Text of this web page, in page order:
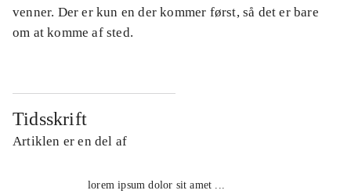
venner. Der er kun en der kommer først, så det er bare
om at komme af sted.
Tidsskrift
Artiklen er en del af
lorem ipsum dolor sit amet ...